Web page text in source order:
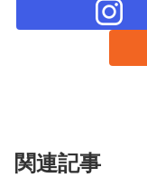
関連記事